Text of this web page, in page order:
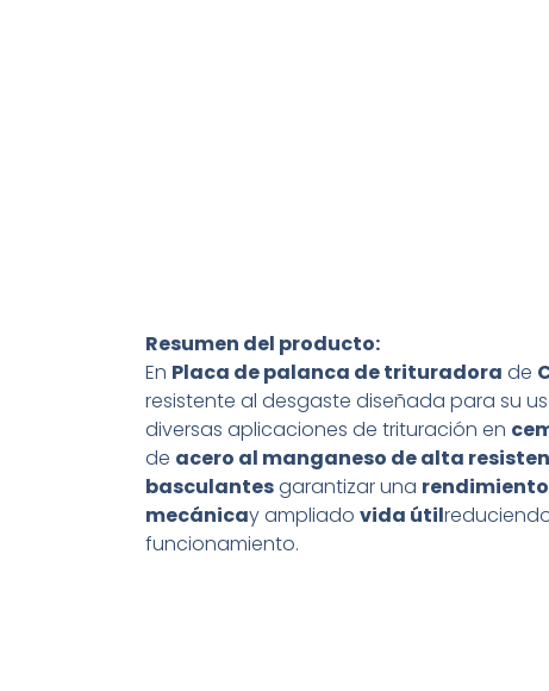
Resumen del producto:
En Placa de palanca de trituradora de
resistente al desgaste diseñada para su
diversas aplicaciones de trituración en
de acero al manganeso de alta
basculantesgarantizar una
mecánicay ampliado vida útil
funcionamiento.